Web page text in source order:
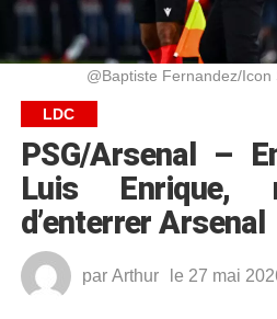
@Baptiste Fernandez/
LDC
PSG/Arsenal –
Luis Enrique,
d’enterrer Arsenal
par Arthur le 27 mai